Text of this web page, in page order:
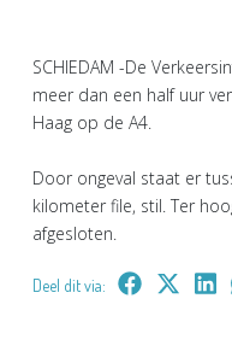
SCHIEDAM -De
meer dan een half uur
Haag op de A4.
Door ongeval staat er
kilometer file, stil. Ter
afgesloten.
Deel dit via: